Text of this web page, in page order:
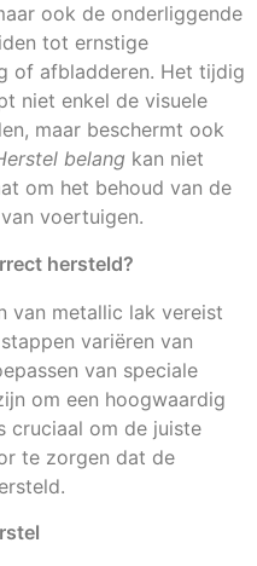
ook de onderliggende
tot ernstige
of afbladderen. Het tijdig
niet enkel de visuele
maar beschermt ook
belang kan niet
om het behoud van de
voertuigen.
hersteld?
van metallic lak vereist
variëren van
van speciale
om een hoogwaardig
cruciaal om de juiste
te zorgen dat de